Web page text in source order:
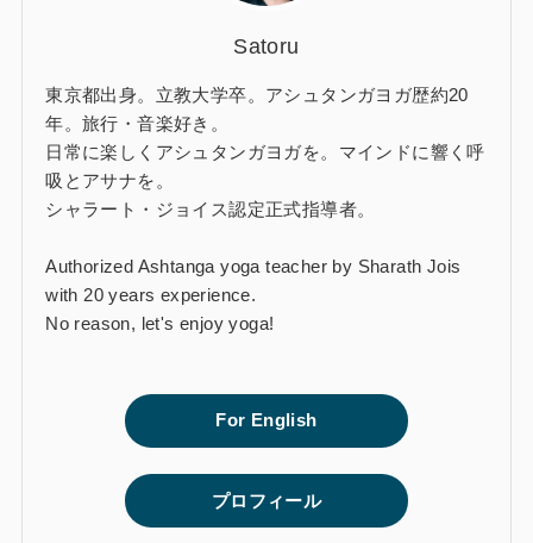
Satoru
東京都出身。立教大学卒。アシュタンガヨガ歴約20
年。旅行・音楽好き。
日常に楽しくアシュタンガヨガを。マインドに響く呼
吸とアサナを。
シャラート・ジョイス認定正式指導者。
Authorized Ashtanga yoga teacher by Sharath Jois
with 20 years experience.
No reason, let's enjoy yoga!
For English
プロフィール